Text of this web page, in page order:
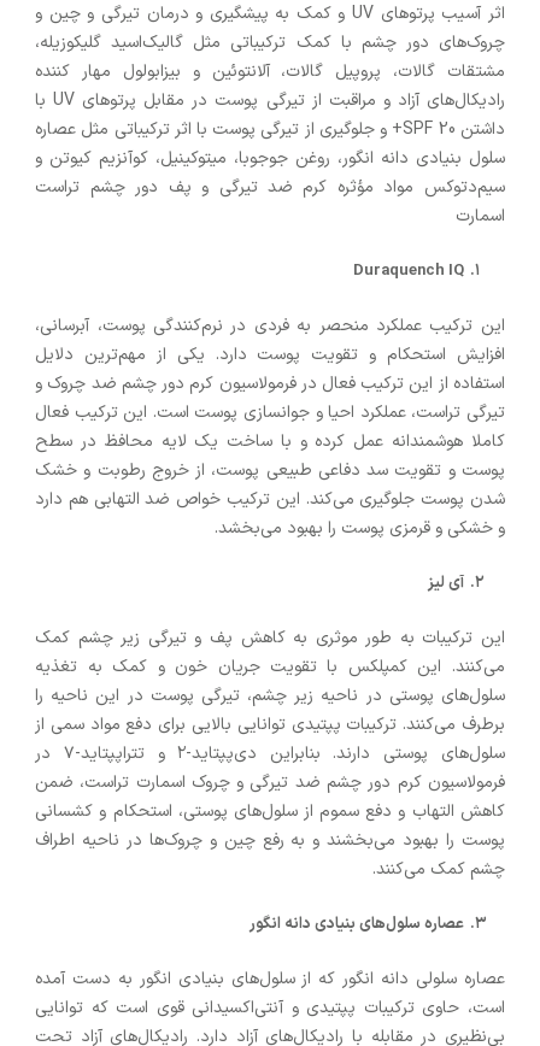
اثر آسیب پرتوهای UV و کمک به پیشگیری و درمان تیرگی و چین و
چروک‌های دور چشم با کمک ترکیباتی مثل گالیک‌اسید گلیکوزیله،
مشتقات گالات، پروپیل گالات، آلانتوئین و بیزابولول مهار کننده
رادیکال‌های آزاد و مراقبت از تیرگی پوست در مقابل پرتوهای UV با
داشتن SPF 20+ و جلوگیری از تیرگی پوست با اثر ترکیباتی مثل عصاره
سلول بنیادی دانه انگور، روغن جوجوبا، میتوکینیل، کوآنزیم کیوتن و
سیم‌دتوکس مواد مؤثره کرم ضد تیرگی و پف دور چشم تراست
اسمارت
Duraquench IQ
این ترکیب عملکرد منحصر به فردی در نرم‌کنندگی پوست، آبرسانی،
افزایش استحکام و تقویت پوست دارد. یکی از مهم‌ترین دلایل
استفاده از این ترکیب فعال در فرمولاسیون کرم دور چشم ضد چروک و
تیرگی تراست، عملکرد احیا و جوانسازی پوست است. این ترکیب فعال
کاملا هوشمندانه عمل کرده و با ساخت یک لایه محافظ در سطح
پوست و تقویت سد دفاعی طبیعی پوست، از خروج رطوبت و خشک
شدن پوست جلوگیری می‌کند. این ترکیب خواص ضد التهابی هم دارد
و خشکی و قرمزی پوست را بهبود می‌بخشد.
آی لیز
این ترکیبات به طور موثری به کاهش پف و تیرگی زیر چشم کمک
می‌کنند. این کمپلکس با تقویت جریان خون و کمک به تغذیه
سلول‌های پوستی در ناحیه زیر چشم، تیرگی پوست در این ناحیه را
برطرف می‌کنند. ترکیبات پپتیدی توانایی بالایی برای دفع مواد سمی از
سلول‌های پوستی دارند. بنابراین دی‌پپتاید-۲ و تتراپپتاید-۷ در
فرمولاسیون کرم دور چشم ضد تیرگی و چروک اسمارت تراست، ضمن
کاهش التهاب و دفع سموم از سلول‌های پوستی، استحکام و کشسانی
پوست را بهبود می‌بخشند و به رفع چین و چروک‌ها در ناحیه اطراف
چشم کمک می‌کنند.
عصاره سلول‌های بنیادی دانه انگور
عصاره سلولی دانه انگور که از سلول‌های بنیادی انگور به دست آمده
است، حاوی ترکیبات پپتیدی و آنتی‌اکسیدانی قوی است که توانایی
بی‌نظیری در مقابله با رادیکال‌های آزاد دارد. رادیکال‌های آزاد تحت